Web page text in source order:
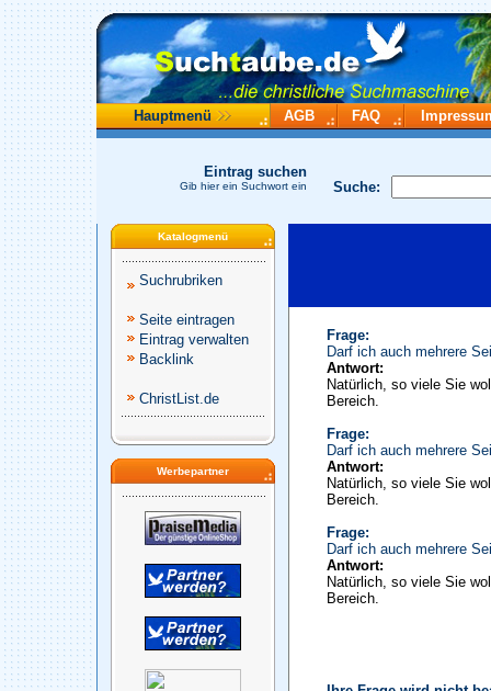
Hauptmenü AGB FAQ
Suche:
Eintrag suchen
Gib hier ein Suchwort ein
Katalogmenü
Suchrubriken
Seite eintragen
Eintrag verwalten
Backlink
ChristList.de
Werbepartner
Frage:
Darf ich auch mehrere
Antwort:
Natürlich, so viele Sie
Bereich.
Frage:
Darf ich auch mehrere
Antwort:
Natürlich, so viele Sie
Bereich.
Frage:
Darf ich auch mehrere
Antwort:
Natürlich, so viele Sie
Bereich.